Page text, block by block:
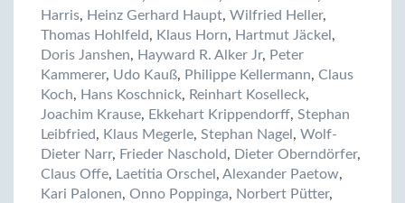
Harris, Heinz Gerhard Haupt, Wilfried Heller,
Thomas Hohlfeld, Klaus Horn, Hartmut Jäckel ,
Doris Janshen, Hayward R. Alker Jr, Peter
Kammerer, Udo Kauß, Philippe Kellermann, Claus
Koch, Hans Koschnick, Reinhart Koselleck,
Joachim Krause, Ekkehart Krippendorff, Stephan
Leibfried, Klaus Megerle, Stephan Nagel , Wolf-
Dieter Narr, Frieder Naschold, Dieter Oberndörfer,
Claus Offe, Laetitia Orschel , Alexander Paetow,
Kari Palonen, Onno Poppinga, Norbert Pütter,